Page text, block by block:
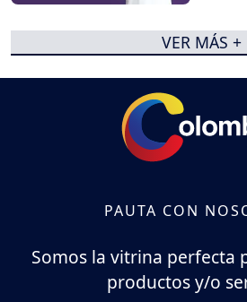
VER MÁS +
PAUTA CON
Somos la vitrina perfecta
productos y/o